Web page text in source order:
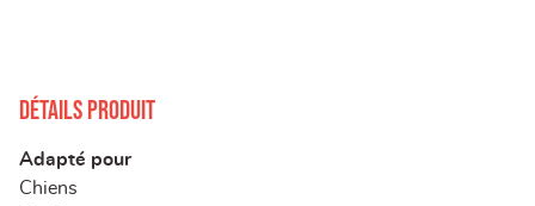
Détails produit
Adapté pour
Chiens